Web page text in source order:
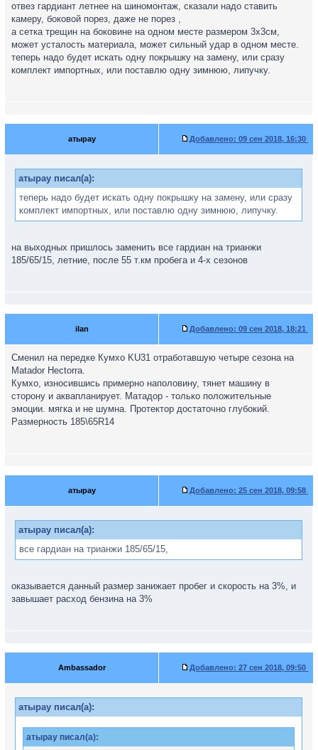
отвез гардиант летнее на шиномонтаж, сказали надо ставить
камеру, боковой порез, даже не порез ,
а сетка трещин на боковине на одном месте размером 3х3см,
может усталость материала, может сильный удар в одном месте.
теперь надо будет искать одну покрышку на замену, или сразу
комплект импортных, или поставлю одну зимнюю, липучку.
атырау Добавлено: 09 сен 2018, 16:30
атырау писал(а):
теперь надо будет искать одну покрышку на замену, или сразу
комплект импортных, или поставлю одну зимнюю, липучку.
на выходных пришлось заменить все гардиан на трианжи
185/65/15, летние, после 55 т.км пробега и 4-х сезонов
ilan Добавлено: 09 сен 2018, 18:21
Сменил на передке Кумхо KU31 отработавшую четыре сезона на
Matador Hectorra.
Кумхо, износившись примерно наполовину, тянет машину в
сторону и аквапланирует. Матадор - только положительные
эмоции. мягка и не шумна. Протектор достаточно глубокий.
Размерность 185\65R14
атырау Добавлено: 25 сен 2018, 09:58
атырау писал(а):
все гардиан на трианжи 185/65/15,
оказывается данный размер занижает пробег и скорость на 3%, и
завышает расход бензина на 3%
Ambassador Добавлено: 27 сен 2018, 09:50
атырау писал(а):
атырау писал(а):